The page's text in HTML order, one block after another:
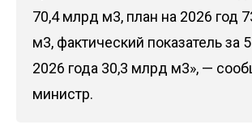
70,4 млрд м3, план на 2026 год
м3, фактический показатель за
2026 года 30,3 млрд м3», —
министр.